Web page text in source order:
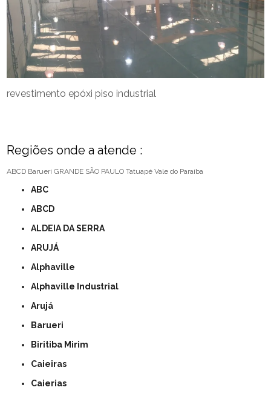
revestimento epóxi piso industrial
Regiões onde a atende :
ABCD Barueri GRANDE SÃO PAULO Tatuapé Vale do Paraíba
ABC
ABCD
ALDEIA DA SERRA
ARUJÁ
Alphaville
Alphaville Industrial
Arujá
Barueri
Biritiba Mirim
Caieiras
Caierias